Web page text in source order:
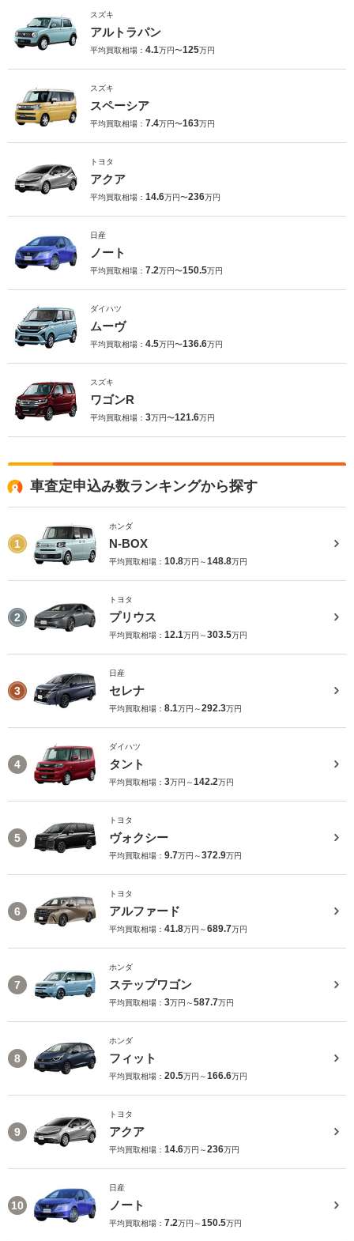
スズキ
アルトラパン
平均買取相場： 4.1万円〜125万円
スズキ
スペーシア
平均買取相場： 7.4万円〜163万円
トヨタ
アクア
平均買取相場： 14.6万円〜236万円
日産
ノート
平均買取相場： 7.2万円〜150.5万円
ダイハツ
ムーヴ
平均買取相場： 4.5万円〜136.6万円
スズキ
ワゴンR
平均買取相場： 3万円〜121.6万円
車査定申込み数ランキングから探す
1
ホンダ
N-BOX
平均買取相場： 10.8万円～148.8万円
2
トヨタ
プリウス
平均買取相場： 12.1万円～303.5万円
3
日産
セレナ
平均買取相場： 8.1万円～292.3万円
4
ダイハツ
タント
平均買取相場： 3万円～142.2万円
5
トヨタ
ヴォクシー
平均買取相場： 9.7万円～372.9万円
6
トヨタ
アルファード
平均買取相場： 41.8万円～689.7万円
7
ホンダ
ステップワゴン
平均買取相場： 3万円～587.7万円
8
ホンダ
フィット
平均買取相場： 20.5万円～166.6万円
9
トヨタ
アクア
平均買取相場： 14.6万円～236万円
10
日産
ノート
平均買取相場： 7.2万円～150.5万円